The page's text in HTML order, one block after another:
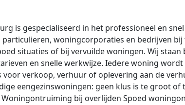
is gespecialiseerd in het professioneel en
particulieren, woningcorporaties en bedrijven
situaties of bij vervuilde woningen. Wij
en snelle werkwijze. Iedere woning
verkoop, verhuur of oplevering aan de
eengezinswoningen: geen klus is te groot of
bij overlijden Spoed